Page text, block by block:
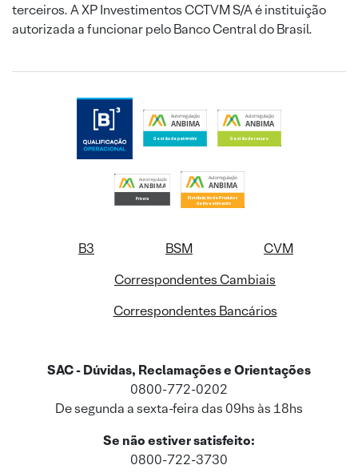
terceiros. A XP Investimentos CCTVM S/A é instituição
autorizada a funcionar pelo Banco Central do Brasil.
B3 BSM
CVM
Correspondentes Cambiais
Correspondentes Bancários
SAC - Dúvidas, Reclamações e Orientações
0800-772-0202
De segunda a sexta-feira das 09hs às 18hs
Se não estiver satisfeito:
0800-722-3730